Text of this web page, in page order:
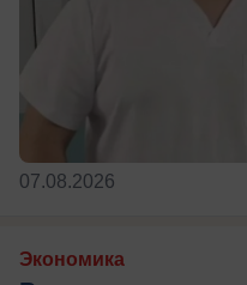
07.08.2026
Экономика